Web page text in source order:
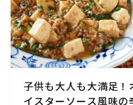
パン・パンケーキ・ス
粉もの
米/ご飯料理・もち料理
麺料理(パスタ・うど
子供も大人も大満足！
イスターソース風味の